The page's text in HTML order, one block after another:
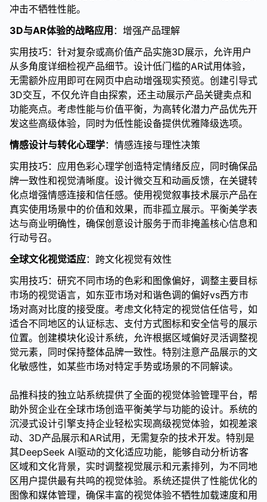
冲击不牺牲性能。
3D与AR体验的战略应用 ：增强产品理解
实用技巧：针对复杂或高价值产品实施3D展示，允许用户
从多角度详细检视产品细节。设计低门槛的AR试用体验，
无需额外应用即可在网页中启动增强现实预览。创建引导式
3D交互，不仅允许自由探索，还主动展示产品关键卖点和
功能亮点。考虑性能与价值平衡，为高转化潜力产品优先开
发这些高级体验，同时为低性能设备提供优雅降级选项。
情感设计与转化心理学：情感连接与理性决策
实用技巧：应用色彩心理学创造特定情绪反应，同时确保品
牌一致性和视觉清晰度。设计微交互和动画反馈，在关键转
化点增强情感连接和信任感。使用视觉叙事技术展示产品在
真实使用场景中的价值和效果，而非孤立展示。平衡美学表
达与商业明确性，确保创意设计服务于而非掩盖核心信息和
行动号召。
全球文化视觉适应：跨文化视觉有效性
实用技巧：研究不同市场的色彩和图像偏好，调整主要目标
市场的视觉语言，如东亚市场对和谐色调的偏好vs西方市
场对高对比度的接受度。考虑文化特定的视觉信任信号，如
适合不同地区的认证标志、支付方式图标和安全信号的展示
位置。创建模块化设计系统，允许根据区域偏好灵活调整视
觉元素，同时保持整体品牌一致性。特别注意产品展示的文
化敏感性，如某些市场对特定手势或场景的不同解读。
品推科技的独立站系统提供了全面的视觉体验管理平台，帮
助外贸企业在全球市场创造平衡美学与功能的设计。系统的
沉浸式设计引擎支持企业轻松实现高级视觉体验，如视差滚
动、3D产品展示和AR试用，无需复杂的技术开发。特别是
其DeepSeek AI驱动的文化适应功能，能够自动分析访客
区域和文化背景，实时调整视觉展示和元素排列，为不同地
区用户提供最有共鸣的视觉体验。系统还提供了性能优化的
图像和媒体管理，确保丰富的视觉体验不牺牲加载速度和用